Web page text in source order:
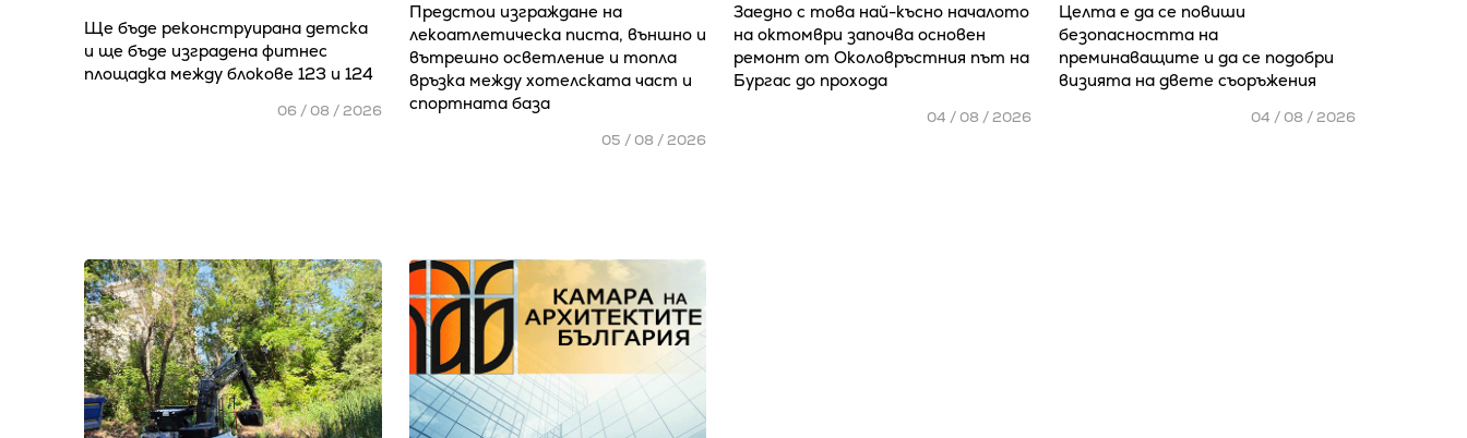
Ще бъде реконструирана детска
и ще бъде изградена фитнес
площадка между блокове 123 и 124
06 / 08 / 2026
Предстои изграждане на
лекоатлетическа писта, външно и
вътрешно осветление и топла
връзка между хотелската част и
спортната база
05 / 08 / 2026
Заедно с това най-късно началото
на октомври започва основен
ремонт от Околовръстния път на
Бургас до прохода
04 / 08 / 2026
Целта е да се повиши
безопасността на
преминаващите и да се подобри
визията на двете съоръжения
04 / 08 / 2026